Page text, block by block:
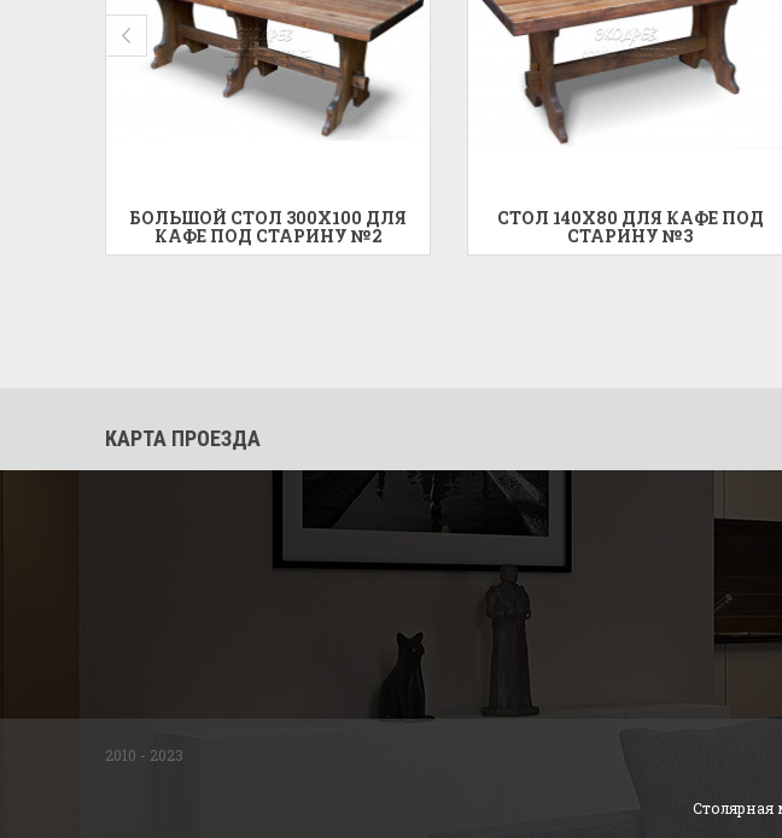
БОЛЬШОЙ СТОЛ 300X100 ДЛЯ
КАФЕ ПОД СТАРИНУ №2
СТОЛ 140X80 ДЛЯ КАФЕ ПОД
СТАРИНУ №3
КАРТА ПРОЕЗДА
2010 - 2023
Столярная